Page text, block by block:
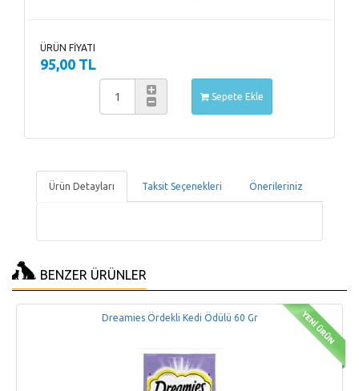
ÜRÜN FİYATI
95,00 TL
Sepete Ekle
Ürün Detayları Taksit Seçenekleri Önerileriniz
BENZER ÜRÜNLER
Dreamies Ördekli Kedi Ödülü 60 Gr